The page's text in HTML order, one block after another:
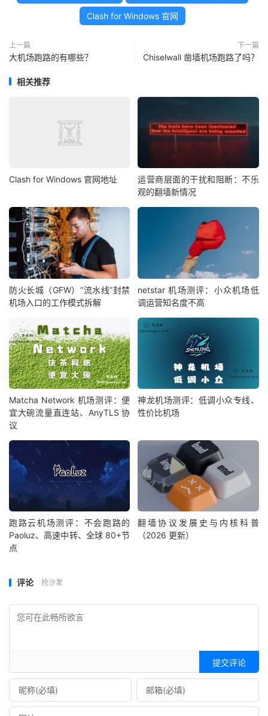
Clash for Windows 官网
上一篇
大机场跑路的有哪些？
下一篇
Chiselwall 凿墙机场跑路了吗？
相关推荐
Clash for Windows 官网地址
运营商层面的干扰和阻断：不乐
观的翻墙新情况
防火长城（GFW）“流水线”封禁
机场入口的工作模式拆解
netstar 机场测评：小众机场低
调运营知名度不高
Matcha Network 机场测评：便
宜大碗流量直连站、AnyTLS 协
议
神龙机场测评：低调小众专线、
性价比机场
跑路云机场测评：不会跑路的
Paoluz、高速中转、全球 80+节
点
翻墙协议发展史与内核科普
（2026 更新）
评论 抢沙发
提交评论